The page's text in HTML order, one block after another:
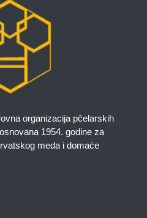
organizacija pčelarskih
1954. godine za
meda i domaće